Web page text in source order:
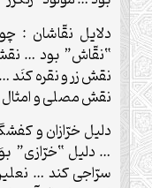
دلايل نقّاشان :
“نقّاش” بود …
نقش زر و نقره
نقش مصلى و
دليل خرّازان و
… دليل
سرّاجى ‏كند …